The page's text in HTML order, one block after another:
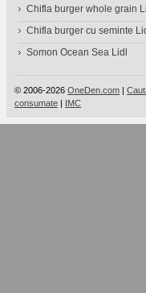
Chifla burger whole grain
Chifla burger cu seminte
Somon Ocean Sea Lidl
© 2006-2026 OneDen.com |
consumate | IMC